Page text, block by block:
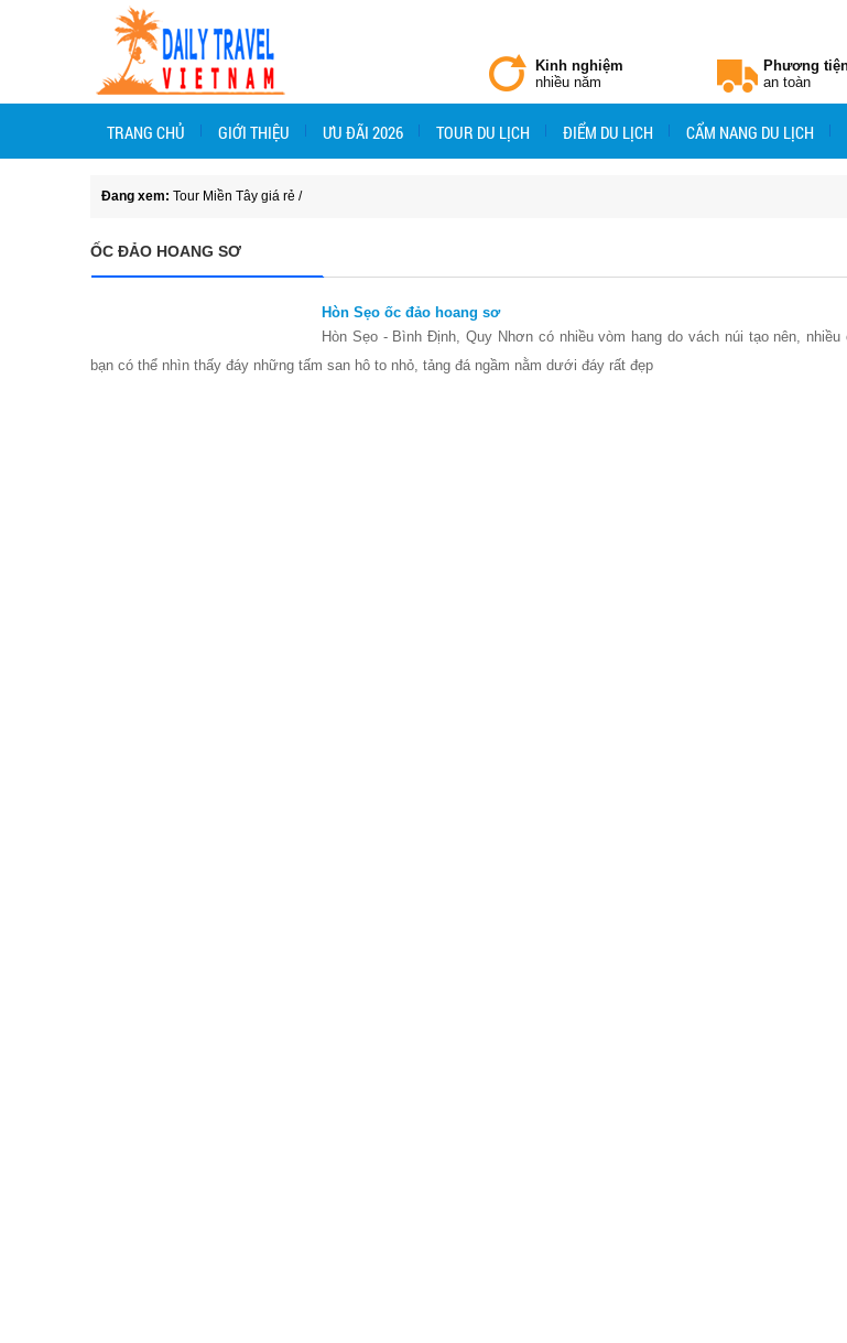
Kinh nghiệm
nhiều năm
Phương
an toàn
TRANG CHỦ GIỚI THIỆU ƯU ĐÃI 2026 TOUR DU LỊCH ĐIỂM DU LỊCH CẨM NANG DU LỊCH
Đang xem: Tour Miền Tây giá rẻ /
ỐC ĐẢO HOANG SƠ
Hòn Sẹo ốc đảo hoang sơ
Hòn Sẹo - Bình Định, Quy Nhơn có nhiều vòm hang do vách núi tạo nên,
bạn có thể nhìn thấy đáy những tấm san hô to nhỏ, tảng đá ngầm nằm dưới đáy rất đẹp